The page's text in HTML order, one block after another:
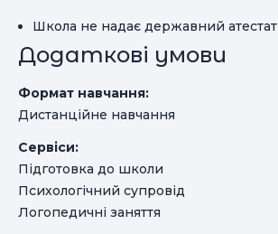
Школа не надає державний атестат
Додаткові умови
Формат навчання:
Дистанційне навчання
Сервіси:
Підготовка до школи
Психологічний супровід
Логопедичні заняття